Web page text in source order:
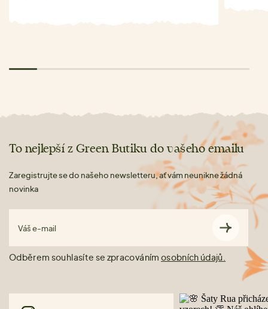
To nejlepší z Green Butiku do vašeho emailu
Zaregistrujte se do našeho newsletteru, ať vám neunikne žádná
novinka
Váš e-mail
Odběrem souhlasíte se zpracováním osobních údajů.